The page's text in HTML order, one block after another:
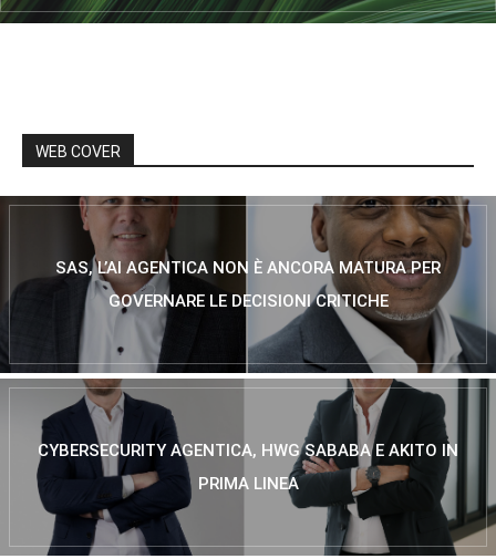
WEB COVER
SAS, L’AI AGENTICA NON È ANCORA MATURA PER
GOVERNARE LE DECISIONI CRITICHE
CYBERSECURITY AGENTICA, HWG SABABA E AKITO IN
PRIMA LINEA